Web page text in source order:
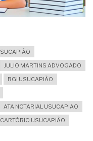
JULIO MARTINS ADVOGADO
RGI USUCAPIÃO
ATA NOTARIAL USUCAPIAO
CARTÓRIO USUCAPIÃO